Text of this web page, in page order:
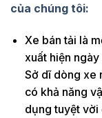
của chúng tôi:
Xe bán tải là
xuất hiện
Sở dĩ dòng xe
có khả năng
dụng tuyệt vời